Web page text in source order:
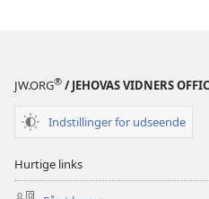
JW.ORG® / JEHOVAS VIDNERS
Indstillinger for udseende
Hurtige links